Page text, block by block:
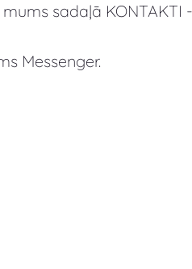
sadaļā
Messenger.